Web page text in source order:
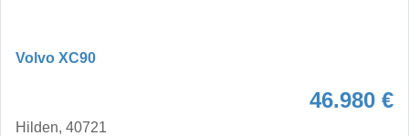
Volvo XC90
46.980 €
Hilden, 40721